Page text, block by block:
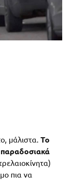
μάλιστα. Το
πια να